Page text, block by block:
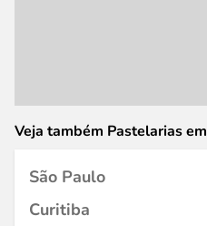
Veja também Pastelarias em
São Paulo
Curitiba